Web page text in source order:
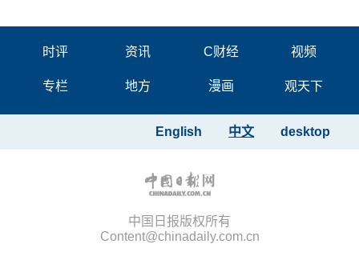
时评 资讯 C财经 视频
专栏 地方 漫画 观天下
desktop
中文
English
中国日报版权所有
Content@chinadaily.com.cn